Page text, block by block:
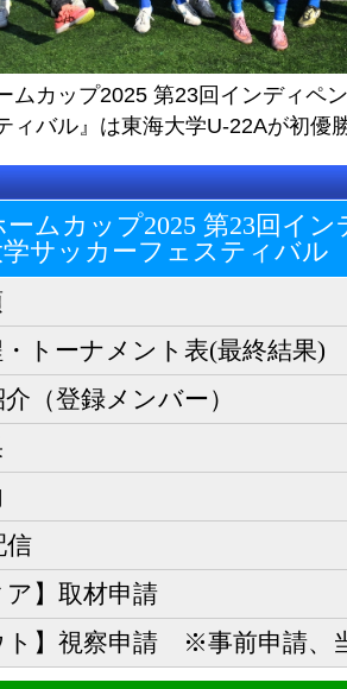
ムカップ2025 第23回インディペ
ィバル』は東海大学U-22Aが初優
ームカップ2025 第23回イ
サッカーフェスティバル
トーナメント表(最終結果)
（登録メンバー）
信
ア】取材申請
ト】視察申請 ※事前申請、